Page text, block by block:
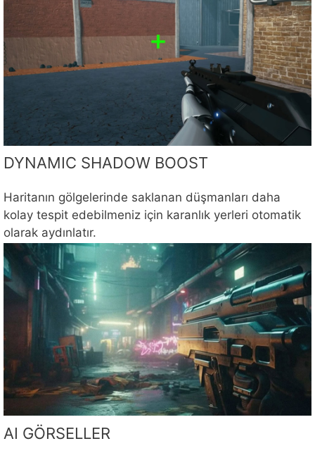
DYNAMIC SHADOW BOOST
Haritanın gölgelerinde saklanan düşmanları daha
kolay tespit edebilmeniz için karanlık yerleri otomatik
olarak aydınlatır.
AI GÖRSELLER